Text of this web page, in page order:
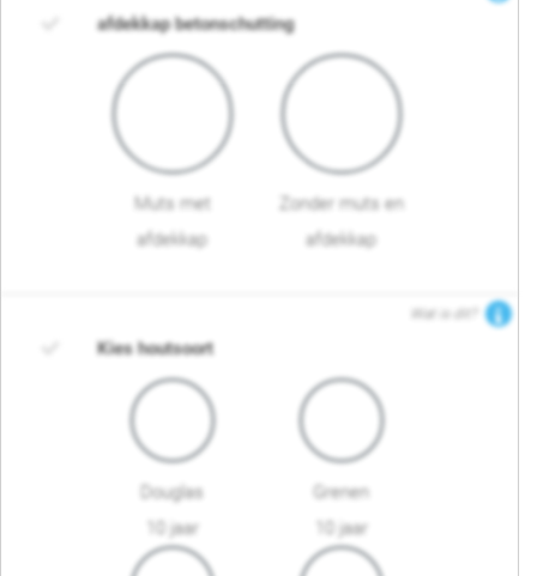
afdekkap betonschutting
Muts met
afdekkap
Zonder muts en
afdekkap
Wat is dit?
Kies houtsoort
Douglas
10 jaar
Grenen
10 jaar